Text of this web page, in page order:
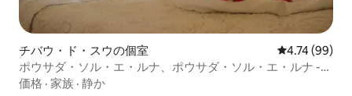
チバウ・ド・スウの個室 レビュー99
4.74 (99)
ポウサダ・ソル・エ・ルナ、ポウサダ・ソル・エ・ルナ -
クアドルプル...
価格 · 家族 · 静か